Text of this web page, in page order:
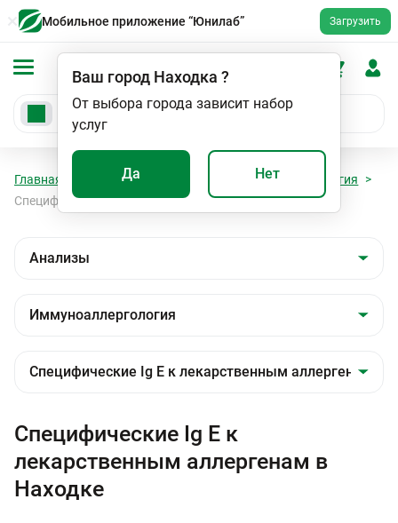
Мобильное приложение “Юнилаб” Загрузить
Ваш город Находка ?
От выбора города зависит набор
услуг
Да Нет
Главная Анализы
Иммуноаллергология
Специфические Ig E к лекарственным аллергенам
Специфические Ig E к
лекарственным аллергенам в
Находке